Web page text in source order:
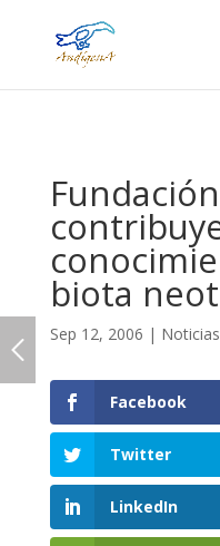
biota
Sep 12, 2006 | Noticias
Facebook
Twitter
LinkedIn